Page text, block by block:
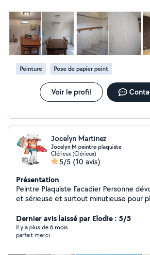
(parquet, PVC, lino, carrelage) - Bricolage : Pose
d'étagères, tringles, luminaires,
Montage de meubles et pose cuisine - Petite plomberie
- Électricité (petits travaux) - Carrelage (petites
surfaces) Chaque intervention est réalisée avec rigueur
et souci du détail, dans un esprit de
proximité. N'hésitez pas à me contacter pour échanger
sur votre projet et obtenir un devis
gratuit) A bientôt !
Peinture Pose de papier peint
Voir le profil
Jocelyn Martinez
Jocelyn M peintre-plaquiste
Clérieux (Clérieux)
5/5 (10 avis)
Présentation
Peintre Plaquiste Facadier Personne dévoué, serviable
et sérieuse et surtout minutieuse pour
)comme extérieur ( façades, volets ,
Jointeur . Travaux paysagiste : taillages haies , arbuste ,
petits arbres , tonte pelouse . Montage
Dernier avis laissé par Elodie : 5/5
Il y a plus de 6 mois
parfait merci